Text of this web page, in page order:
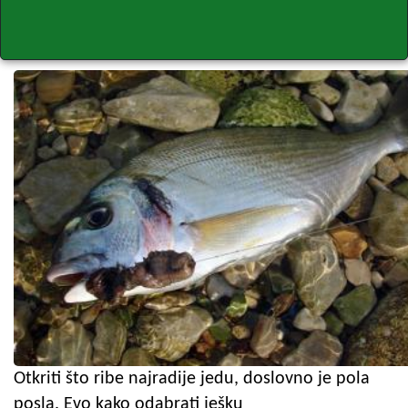
Otkriti što ribe najradije jedu, doslovno je pola
posla. Evo kako odabrati ješku